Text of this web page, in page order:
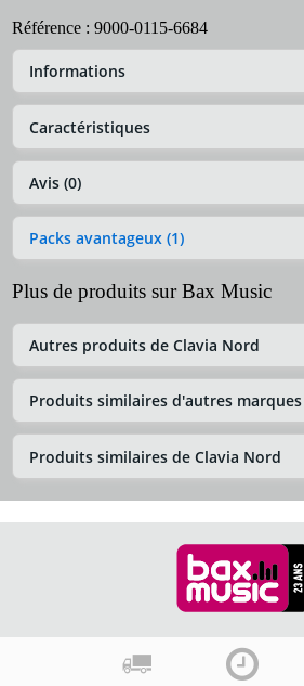
Référence : 9000-0115-6684
Informations
Caractéristiques
Avis (0)
Packs avantageux (1)
Plus de produits sur Bax Music
Autres produits de Clavia Nord
Produits similaires d'autres marques
Produits similaires de Clavia Nord